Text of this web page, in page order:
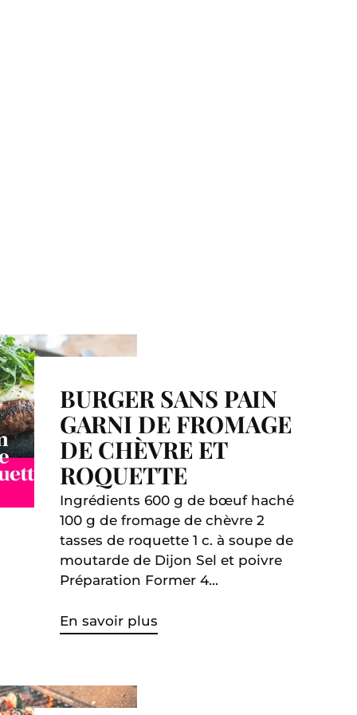
BURGER SANS PAIN
GARNI DE FROMAGE
DE CHÈVRE ET
ROQUETTE
Ingrédients 600 g de bœuf haché
100 g de fromage de chèvre 2
tasses de roquette 1 c. à soupe de
moutarde de Dijon Sel et poivre
Préparation Former 4...
En savoir plus